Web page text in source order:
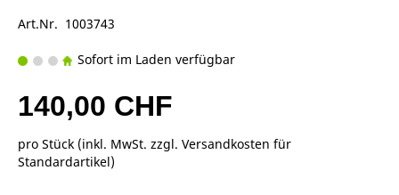
Art.Nr. 1003743
Sofort im Laden verfügbar
140,00 CHF
pro Stück (inkl. MwSt. zzgl. Versandkosten für
Standardartikel)